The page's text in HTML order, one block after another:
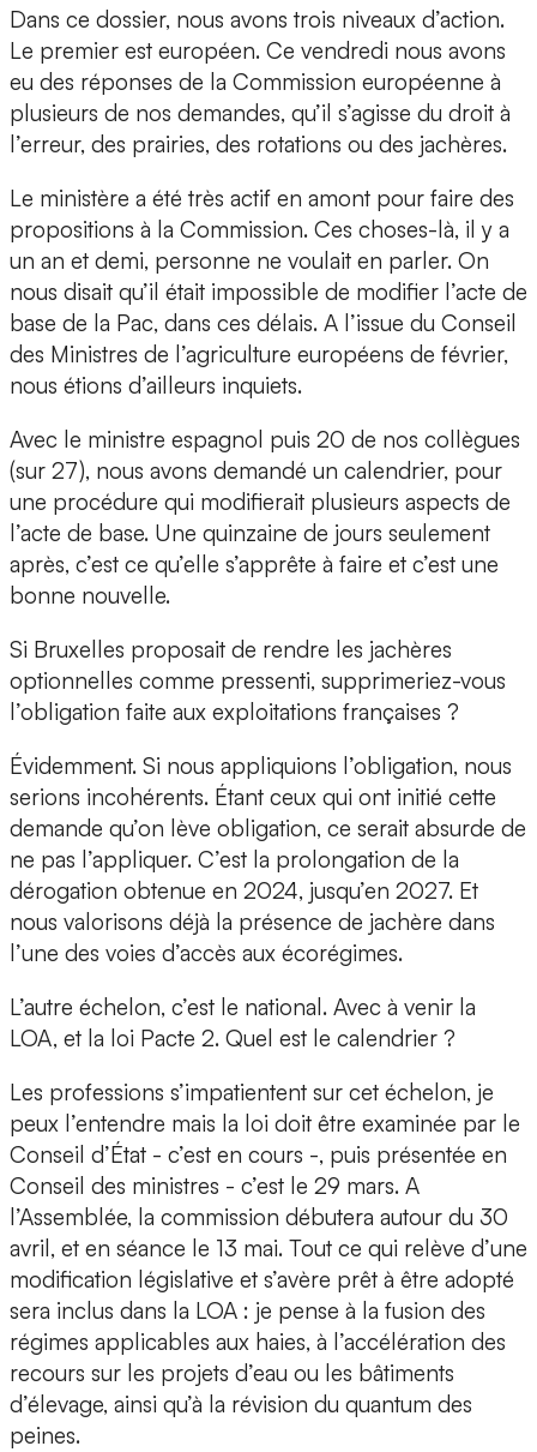
Dans ce dossier, nous avons trois niveaux d’action.
Le premier est européen. Ce vendredi nous avons
eu des réponses de la Commission européenne à
plusieurs de nos demandes, qu’il s’agisse du droit à
l’erreur, des prairies, des rotations ou des jachères.
Le ministère a été très actif en amont pour faire des
propositions à la Commission. Ces choses-là, il y a
un an et demi, personne ne voulait en parler. On
nous disait qu’il était impossible de modifier l’acte de
base de la Pac, dans ces délais. A l’issue du Conseil
des Ministres de l’agriculture européens de février,
nous étions d’ailleurs inquiets.
Avec le ministre espagnol puis 20 de nos collègues
(sur 27), nous avons demandé un calendrier, pour
une procédure qui modifierait plusieurs aspects de
l’acte de base. Une quinzaine de jours seulement
après, c’est ce qu’elle s’apprête à faire et c’est une
bonne nouvelle.
Si Bruxelles proposait de rendre les jachères
optionnelles comme pressenti, supprimeriez-vous
l’obligation faite aux exploitations françaises ?
Évidemment. Si nous appliquions l’obligation, nous
serions incohérents. Étant ceux qui ont initié cette
demande qu’on lève obligation, ce serait absurde de
ne pas l’appliquer. C’est la prolongation de la
dérogation obtenue en 2024, jusqu’en 2027. Et
nous valorisons déjà la présence de jachère dans
l’une des voies d’accès aux écorégimes.
L’autre échelon, c’est le national. Avec à venir la
LOA, et la loi Pacte 2. Quel est le calendrier ?
Les professions s’impatientent sur cet échelon, je
peux l’entendre mais la loi doit être examinée par le
Conseil d’État - c’est en cours -, puis présentée en
Conseil des ministres - c’est le 29 mars. A
l’Assemblée, la commission débutera autour du 30
avril, et en séance le 13 mai. Tout ce qui relève d’une
modification législative et s’avère prêt à être adopté
sera inclus dans la LOA : je pense à la fusion des
régimes applicables aux haies, à l’accélération des
recours sur les projets d’eau ou les bâtiments
d’élevage, ainsi qu’à la révision du quantum des
peines.